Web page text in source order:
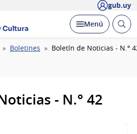
gub.uy
Cultura
Desplegar
Menú Abrir
Boletines Boletín de Noticias - N.°
- N.° 42